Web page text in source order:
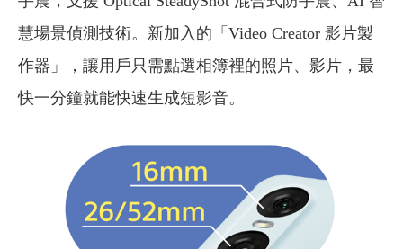
慧場景偵測技術。新加入的「Video Creator 影片製
作器」，讓用戶只需點選相簿裡的照片、影片，最
快一分鐘就能快速生成短影音。